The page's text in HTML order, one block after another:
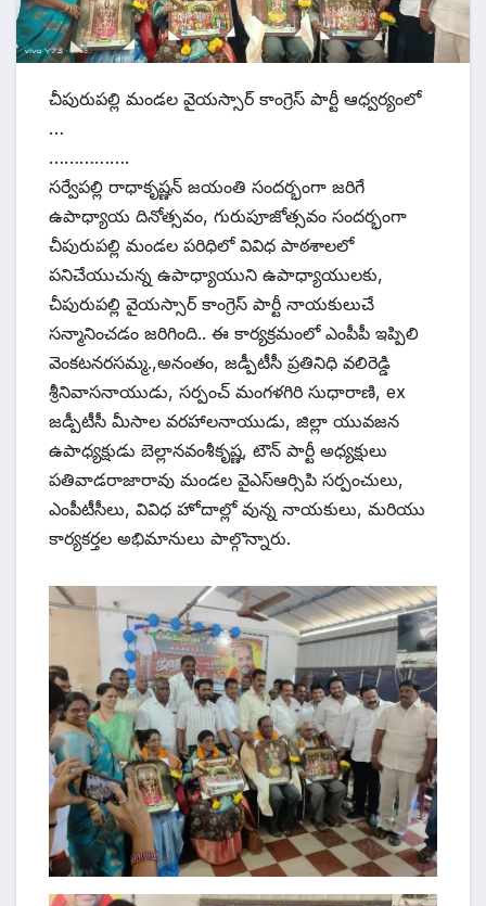
చీపురుపల్లి మండల వైయస్సార్ కాంగ్రెస్ పార్టీ ఆధ్వర్యంలో
…
…………….
సర్వేపల్లి రాధాకృష్ణన్ జయంతి సందర్భంగా జరిగే
ఉపాధ్యాయ దినోత్సవం, గురుపూజోత్సవం సందర్భంగా
చీపురుపల్లి మండల పరిధిలో వివిధ పాఠశాలలో
పనిచేయుచున్న ఉపాధ్యాయుని ఉపాధ్యాయులకు,
చీపురుపల్లి వైయస్సార్ కాంగ్రెస్ పార్టీ నాయకులుచే
సన్మానించడం జరిగింది.. ఈ కార్యక్రమంలో ఎంపీపీ ఇప్పిలి
వెంకటనరసమ్మ.,అనంతం, జడ్పీటీసీ ప్రతినిధి వలిరెడ్డి
శ్రీనివాసనాయుడు, సర్పంచ్ మంగళగిరి సుధారాణి, ex
జడ్పీటీసీ మీసాల వరహాలనాయుడు, జిల్లా యువజన
ఉపాధ్యక్షుడు బెల్లానవంశీకృష్ణ, టౌన్ పార్టీ అధ్యక్షులు
పతివాడరాజారావు మండల వైఎస్ఆర్సిపి సర్పంచులు,
ఎంపీటీసీలు, వివిధ హోదాల్లో వున్న నాయకులు, మరియు
కార్యకర్తల అభిమానులు పాల్గొన్నారు.